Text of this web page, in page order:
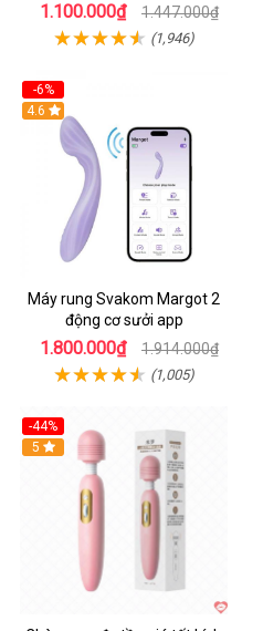
1.100.000₫ 1.447.000₫
(1,946)
-6%
4.6
Máy rung Svakom Margot 2
động cơ sưởi app
1.800.000₫ 1.914.000₫
(1,005)
-44%
Hot
5